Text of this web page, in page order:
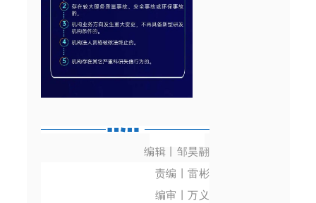
编辑丨邹昊翮
责编丨雷彬
编审丨万义